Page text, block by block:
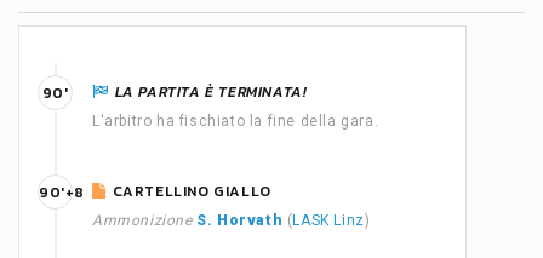
LA PARTITA È TERMINATA!
L'arbitro ha fischiato la fine della gara.
90'
CARTELLINO GIALLO
Ammonizione S. Horvath ( LASK Linz)
90'+8